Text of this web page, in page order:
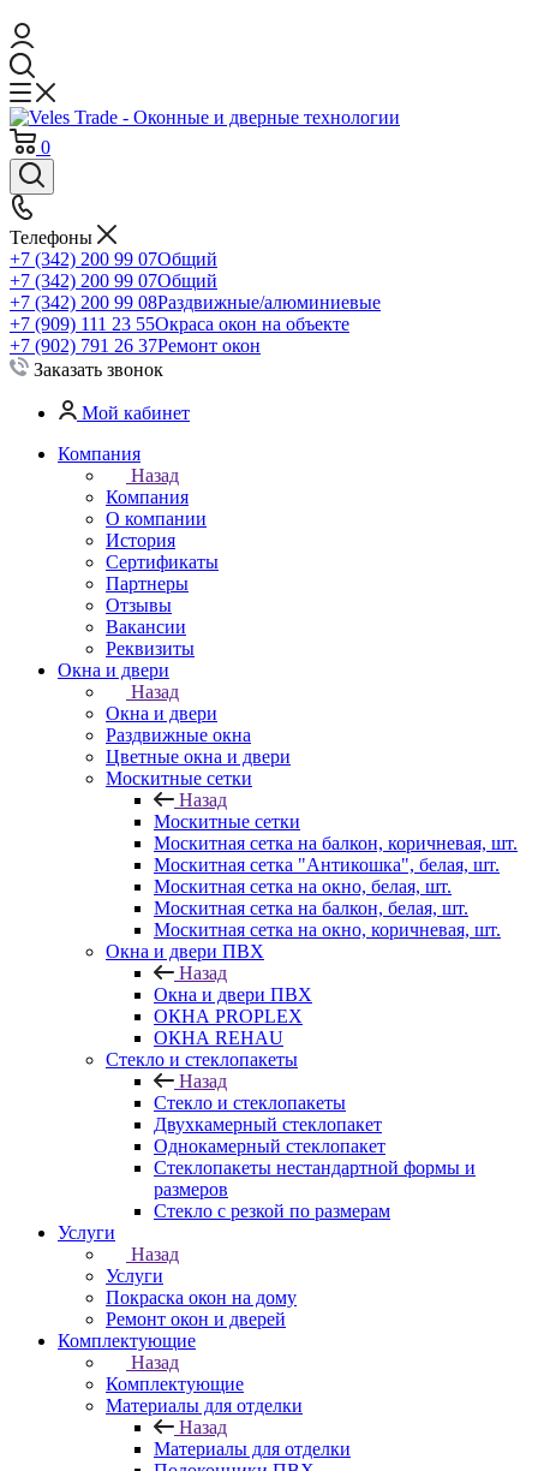
0
Телефоны
+7 (342) 200 99 07Общий
+7 (342) 200 99 07Общий
+7 (342) 200 99 08Раздвижные/алюминиевые
+7 (909) 111 23 55Окраса окон на объекте
+7 (902) 791 26 37Ремонт окон
Заказать звонок
Мой кабинет
Компания
Назад
Компания
О компании
История
Сертификаты
Партнеры
Отзывы
Вакансии
Реквизиты
Окна и двери
Назад
Окна и двери
Раздвижные окна
Цветные окна и двери
Москитные сетки
Назад
Москитные сетки
Москитная сетка на балкон, коричневая, шт.
Москитная сетка "Антикошка", белая, шт.
Москитная сетка на окно, белая, шт.
Москитная сетка на балкон, белая, шт.
Москитная сетка на окно, коричневая, шт.
Окна и двери ПВХ
Назад
Окна и двери ПВХ
ОКНА PROPLEX
ОКНА REHAU
Стекло и стеклопакеты
Назад
Стекло и стеклопакеты
Двухкамерный стеклопакет
Однокамерный стеклопакет
Стеклопакеты нестандартной формы и
размеров
Стекло с резкой по размерам
Услуги
Назад
Услуги
Покраска окон на дому
Ремонт окон и дверей
Комплектующие
Назад
Комплектующие
Материалы для отделки
Назад
Материалы для отделки